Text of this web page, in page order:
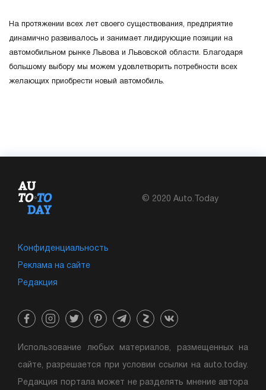
На протяжении всех лет своего существования, предприятие
динамично развивалось и занимает лидирующие позиции на
автомобильном рынке Львова и Львовской области. Благодаря
большому выбору мы можем удовлетворить потребности всех
желающих приобрести новый автомобиль.
© 2020 Auto.Today
Конфиденциальность
Реклама на сайте
Редакция
Использование любых материалов, размещенных на
сайте, разрешается при условии ссылки на auto.today.
Редакция портала может не разделять мнение автора